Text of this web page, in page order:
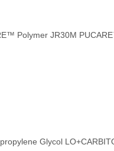
Polymer JR30M P
Glycol LO+